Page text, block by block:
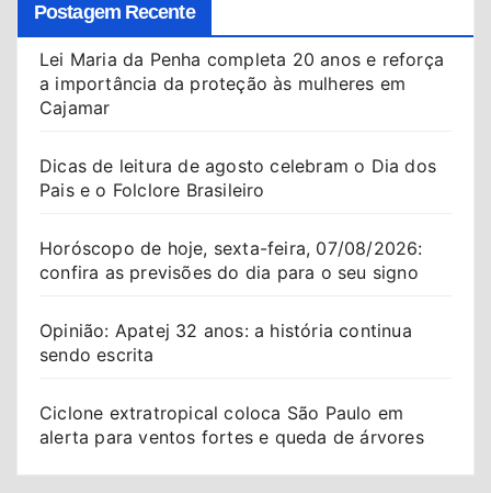
Postagem Recente
Lei Maria da Penha completa 20 anos e reforça
a importância da proteção às mulheres em
Cajamar
Dicas de leitura de agosto celebram o Dia dos
Pais e o Folclore Brasileiro
Horóscopo de hoje, sexta-feira, 07/08/2026:
confira as previsões do dia para o seu signo
Opinião: Apatej 32 anos: a história continua
sendo escrita
Ciclone extratropical coloca São Paulo em
alerta para ventos fortes e queda de árvores